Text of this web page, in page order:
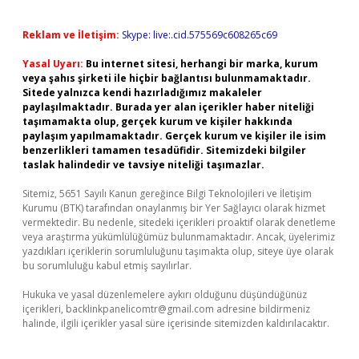
Reklam ve İletişim: Skype: live:.cid.575569c608265c69
Yasal Uyarı: Bu internet sitesi, herhangi bir marka, kurum
veya şahıs şirketi ile hiçbir bağlantısı bulunmamaktadır.
Sitede yalnızca kendi hazırladığımız makaleler
paylaşılmaktadır. Burada yer alan içerikler haber niteliği
taşımamakta olup, gerçek kurum ve kişiler hakkında
paylaşım yapılmamaktadır. Gerçek kurum ve kişiler ile isim
benzerlikleri tamamen tesadüfidir. Sitemizdeki bilgiler
taslak halindedir ve tavsiye niteliği taşımazlar.
Sitemiz, 5651 Sayılı Kanun gereğince Bilgi Teknolojileri ve İletişim
Kurumu (BTK) tarafından onaylanmış bir Yer Sağlayıcı olarak hizmet
vermektedir. Bu nedenle, sitedeki içerikleri proaktif olarak denetleme
veya araştırma yükümlülüğümüz bulunmamaktadır. Ancak, üyelerimiz
yazdıkları içeriklerin sorumluluğunu taşımakta olup, siteye üye olarak
bu sorumluluğu kabul etmiş sayılırlar.
Hukuka ve yasal düzenlemelere aykırı olduğunu düşündüğünüz
içerikleri, backlinkpanelicomtr@gmail.com adresine bildirmeniz
halinde, ilgili içerikler yasal süre içerisinde sitemizden kaldırılacaktır.